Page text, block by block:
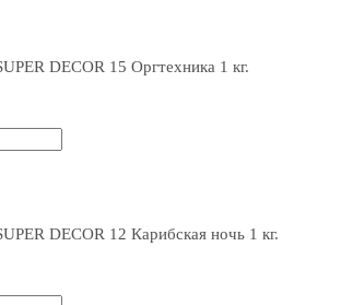
DECOR 15 Оргтехника 1 кг.
DECOR 12 Карибская ночь 1 кг.